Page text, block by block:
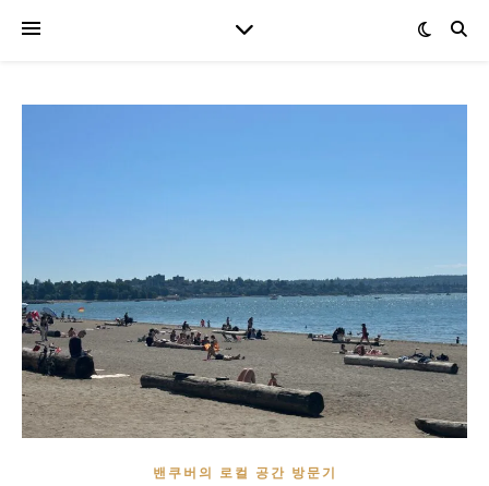
밴쿠버의 로컬 공간 방문기